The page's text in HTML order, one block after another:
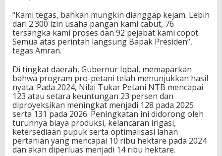
“Kami tegas, bahkan mungkin dianggap kejam. Lebih
dari 2.300 izin usaha pangan kami cabut, 76
tersangka kami proses dan 92 pejabat kami copot.
Semua atas perintah langsung Bapak Presiden”,
tegas Amran.
Di tingkat daerah, Gubernur Iqbal, memaparkan
bahwa program pro-petani telah menunjukkan hasil
nyata. Pada 2024, Nilai Tukar Petani NTB mencapai
123 atau setara keuntungan 23 persen dan
diproyeksikan meningkat menjadi 128 pada 2025
serta 131 pada 2026. Peningkatan ini didorong oleh
turunnya biaya produksi, kelancaran irigasi,
ketersediaan pupuk serta optimalisasi lahan
pertanian yang mencapai 10 ribu hektare pada 2024
dan akan diperluas menjadi 14 ribu hektare.